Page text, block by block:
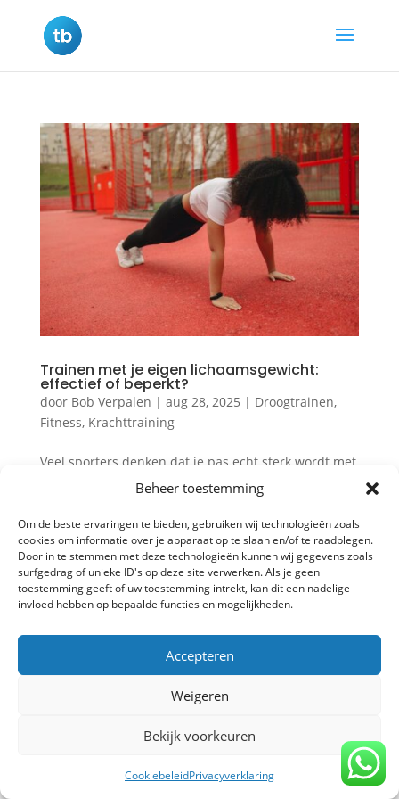
Beheer toestemming
Om de beste ervaringen te bieden, gebruiken wij technologieën zoals
cookies om informatie over je apparaat op te slaan en/of te raadplegen.
Door in te stemmen met deze technologieën kunnen wij gegevens zoals
surfgedrag of unieke ID's op deze site verwerken. Als je geen
toestemming geeft of uw toestemming intrekt, kan dit een nadelige
invloed hebben op bepaalde functies en mogelijkheden.
Accepteren
Weigeren
Bekijk voorkeuren
CookiebeleidPrivacyverklaring
Trainen met je eigen lichaamsgewicht:
effectief of beperkt?
door Bob Verpalen | aug 28, 2025 | Droogtrainen,
Fitness, Krachttraining
Veel sporters denken dat je pas echt sterk wordt met
zware gewichten of apparaten in de sportschool.
Toch kun je met je eigen lichaamsgewicht enorme
progressie boeken. Denk aan push-ups, pull-ups of
zelfs pistols (eenbenige squats). Maar is trainen
zonder gewichten...
Privacy verklaring-Algemene voorwaarden-
Copyright TrainBeter 2025 |Website design by
BeatsbySV